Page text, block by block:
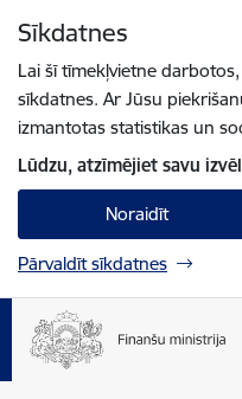
Sīkdatnes
Lai šī tīmekļvietne
sīkdatnes. Ar Jūsu
izmantotas statistikas un
Lūdzu, atzīmējiet savu
Noraidīt
Pārvaldīt sīkdatnes